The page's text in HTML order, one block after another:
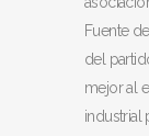
Fuente
del
mejor al
industrial